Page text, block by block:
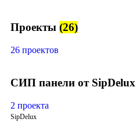
Проекты (26)
26 проектов
СИП панели от SipDelux
2 проекта
SipDelux